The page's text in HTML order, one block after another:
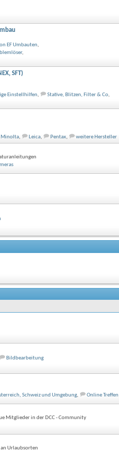
EF Umbauten,
,
SFT)
Einstellhilfen, Stative, Blitzen, Filter & Co,
Minolta, Leica, Pentax, weitere Hersteller
Bildbearbeitung
Schweiz und Umgebung, Online Treffen
Mitglieder in der DCC - Community
Urlaubsorten